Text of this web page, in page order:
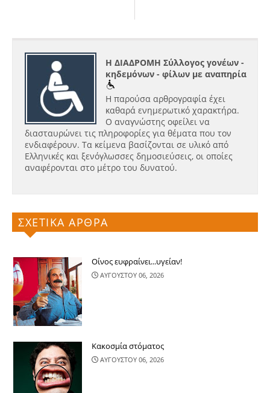
Η ΔΙΑΔΡΟΜΗ Σύλλογος γονέων -
κηδεμόνων - φίλων με αναπηρία
Η παρούσα αρθρογραφία έχει
καθαρά ενημερωτικό χαρακτήρα.
Ο αναγνώστης οφείλει να
διασταυρώνει τις πληροφορίες για θέματα που τον
ενδιαφέρουν. Τα κείμενα βασίζονται σε υλικό από
Ελληνικές και ξενόγλωσσες δημοσιεύσεις, οι οποίες
αναφέρονται στο μέτρο του δυνατού.
ΣΧΕΤΙΚΑ ΑΡΘΡΑ
Οίνος ευφραίνει...υγείαν!
ΑΥΓΟΥΣΤΟΥ 06, 2026
Κακοσμία στόματος
ΑΥΓΟΥΣΤΟΥ 06, 2026